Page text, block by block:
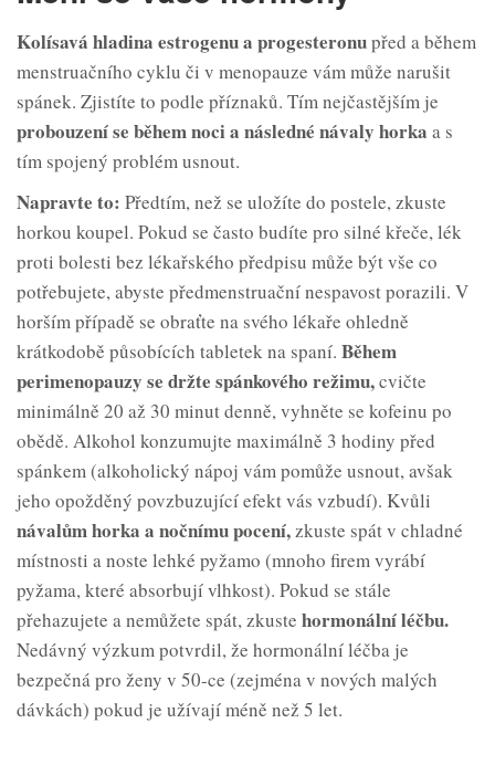
Kolísavá hladina estrogenu a progesteronupřed a během
menstruačního cyklu či v menopauze vám může narušit
spánek. Zjistíte to podle příznaků. Tím nejčastějším je
probouzení se během noci a následné návaly horka a s
tím spojený problém usnout.
Napravte to: Předtím, než se uložíte do postele, zkuste
horkou koupel. Pokud se často budíte pro silné křeče, lék
proti bolesti bez lékařského předpisu může být vše co
potřebujete, abyste předmenstruační nespavost porazili. V
horším případě se obraťte na svého lékaře ohledně
krátkodobě působících tabletek na spaní. Během
perimenopauzy se držte spánkového režimu,cvičte
minimálně 20 až 30 minut denně, vyhněte se kofeinu po
obědě. Alkohol konzumujte maximálně 3 hodiny před
spánkem (alkoholický nápoj vám pomůže usnout, avšak
jeho opožděný povzbuzující efekt vás vzbudí). Kvůli
návalůmhorka a nočnímupocení,zkuste spát v chladné
místnosti a noste lehké pyžamo (mnoho firem vyrábí
pyžama, které absorbují vlhkost). Pokud se stále
přehazujete a nemůžete spát, zkuste hormonální léčbu.
Nedávný výzkum potvrdil, že hormonální léčba je
bezpečná pro ženy v 50-ce (zejména v nových malých
dávkách) pokud je užívají méně než 5 let.